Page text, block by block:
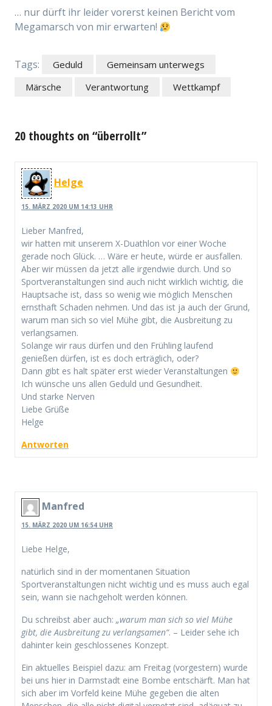
… nur dürft ihr leider vorerst keinen Bericht vom
Megamarsch von mir erwarten!
Tags: Geduld
Gemeinsam unterwegs
Märsche
Verantwortung Wettkampf
20 thoughts on “überrollt”
Helge
15. MÄRZ 2020 UM 14:13 UHR
Lieber Manfred,
wir hatten mit unserem X-Duathlon vor einer Woche
gerade noch Glück. … Wäre er heute, würde er ausfallen.
Aber wir müssen da jetzt alle irgendwie durch. Und so
Sportveranstaltungen sind auch nicht wirklich wichtig, die
Hauptsache ist, dass so wenig wie möglich Menschen
ernsthaft Schaden nehmen. Und das ist ja auch der Grund,
warum man sich so viel Mühe gibt, die Ausbreitung zu
verlangsamen.
Solange wir raus dürfen und den Frühling laufend
genießen dürfen, ist es doch erträglich, oder?
Dann gibt es halt später erst wieder Veranstaltungen
Ich wünsche uns allen Geduld und Gesundheit.
Und starke Nerven
Liebe Grüße
Helge
Antworten
Manfred
15. MÄRZ 2020 UM 16:54 UHR
Liebe Helge,
natürlich sind in der momentanen Situation
Sportveranstaltungen nicht wichtig und es muss auch egal
sein, wann sie nachgeholt werden können.
Du schreibst aber auch: „warum man sich so viel Mühe
gibt, die Ausbreitung zu verlangsamen“. – Leider sehe ich
dahinter kein geschlossenes Konzept.
Ein aktuelles Beispiel dazu: am Freitag (vorgestern) wurde
bei uns hier in Darmstadt eine Bombe entschärft. Man hat
sich aber im Vorfeld keine Mühe gegeben die alten